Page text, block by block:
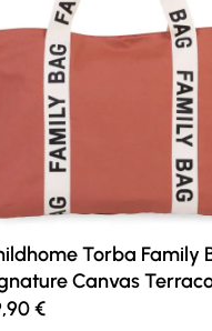
Torba Family
Canvas
€